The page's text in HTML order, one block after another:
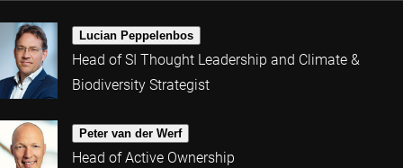
Lucian Peppelenbos
Head of SI Thought Leadership and Climate &
Biodiversity Strategist
Peter van der Werf
Head of Active Ownership